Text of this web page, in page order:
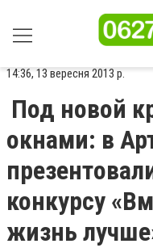
14:36, 13 вересня 2013 р.
Под новой
окнами: в
конкурсу
жизнь